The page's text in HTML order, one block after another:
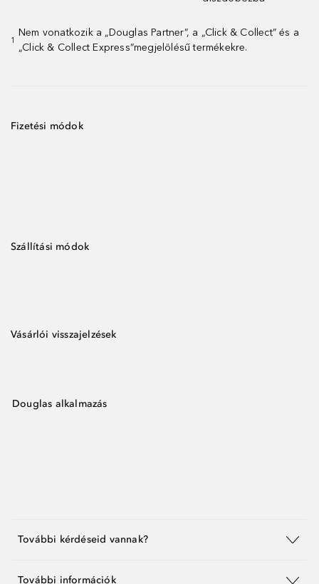
1
Nem vonatkozik a „Douglas Partner”, a „Click & Collect” és a
„Click & Collect Express”megjelölésű termékekre.
Fizetési módok
Szállítási módok
Vásárlói visszajelzések
Douglas alkalmazás
További kérdéseid vannak?
További információk